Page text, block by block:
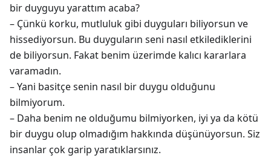
bir duyguyu yarattım acaba?
– Çünkü korku, mutluluk gibi duyguları biliyorsun ve
hissediyorsun. Bu duyguların seni nasıl etkilediklerini
de biliyorsun. Fakat benim üzerimde kalıcı kararlara
varamadın.
– Yani basitçe senin nasıl bir duygu olduğunu
bilmiyorum.
– Daha benim ne olduğumu bilmiyorken, iyi ya da kötü
bir duygu olup olmadığım hakkında düşünüyorsun. Siz
insanlar çok garip yaratıklarsınız.